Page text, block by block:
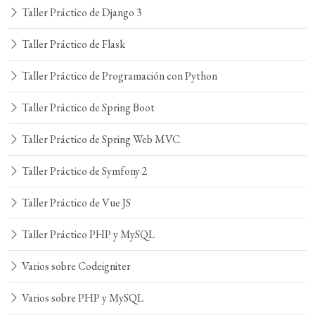
Taller Práctico de Django 3
Taller Práctico de Flask
Taller Práctico de Programación con Python
Taller Práctico de Spring Boot
Taller Práctico de Spring Web MVC
Taller Práctico de Symfony 2
Taller Práctico de Vue JS
Taller Práctico PHP y MySQL
Varios sobre Codeigniter
Varios sobre PHP y MySQL